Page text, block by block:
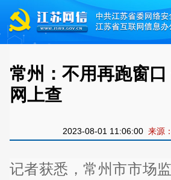
常州：不用再跑窗
网上查
2023-08-01 11:06:00 来源：
记者获悉，常州市市场